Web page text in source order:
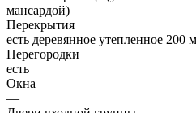
мансардой)
Перекрытия
есть деревянное утепленное 200
Перегородки
есть
Окна
—